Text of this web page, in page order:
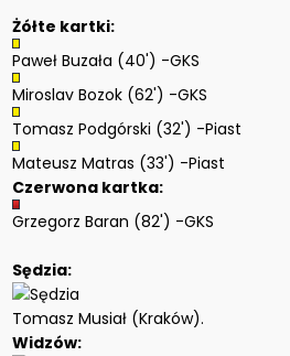
Żółte kartki:
Paweł Buzała (40') -GKS
Miroslav Bozok (62') -GKS
Tomasz Podgórski (32') -Piast
Mateusz Matras (33') -Piast
Czerwona kartka:
Grzegorz Baran (82') -GKS
Sędzia:
Tomasz Musiał (Kraków).
Widzów: